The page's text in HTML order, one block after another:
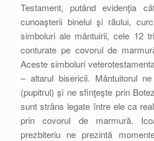
Testament, putând evidenţia
cunoaşterii binelui şi răului,
simboluri ale mântuirii, cele 12
conturate pe covorul de
Aceste simboluri
– altarul bisericii. Mântuitorul
(pupitrul) şi ne sfinţeşte prin
sunt strâns legate între ele ca
prin covorul de marmură.
prezbiteriu ne prezintă